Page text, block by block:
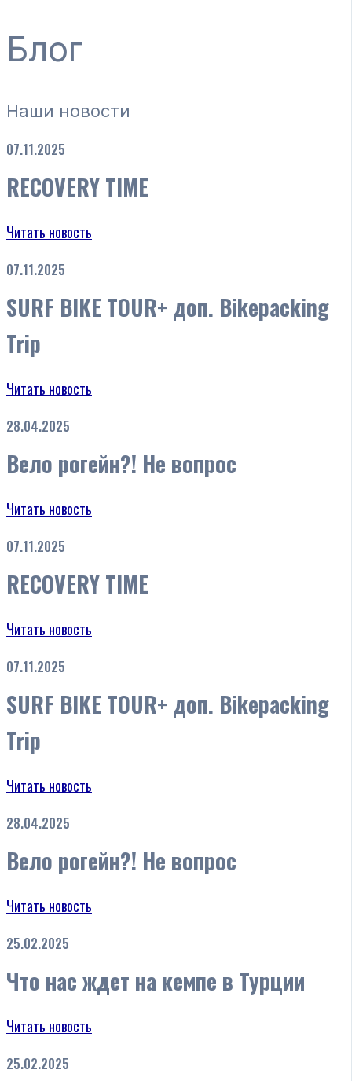
Блог
Наши новости
07.11.2025
RECOVERY TIME
Читать новость
07.11.2025
SURF BIKE TOUR+ доп. Bikepacking
Trip
Читать новость
28.04.2025
Вело рогейн?! Не вопрос
Читать новость
07.11.2025
RECOVERY TIME
Читать новость
07.11.2025
SURF BIKE TOUR+ доп. Bikepacking
Trip
Читать новость
28.04.2025
Вело рогейн?! Не вопрос
Читать новость
25.02.2025
Что нас ждет на кемпе в Турции
Читать новость
25.02.2025